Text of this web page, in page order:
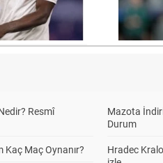
Resmî
Kaç Maç Oynanır?
Mazota
Durum
Hradec